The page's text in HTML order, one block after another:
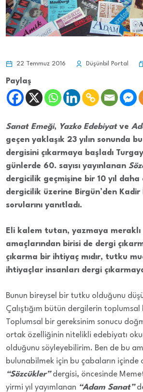
22 Temmuz 2016 Düşünbil Portal
Paylaş
Sanat Emeği, Yazko Edebiyatve
geçen yaklaşık 23 yılın sonunda
dergisini çıkarmaya başladı
günlerde 60. sayısı yayınlanan
dergicilik geçmişine bir 10 yıl daha
dergicilik üzerine Birgün’den Kadir
sorularını yanıtladı.
Eli kalem tutan, yazmaya
amaçlarından birisi de dergi
çıkarma bir ihtiyaç mıdır, tutku
ihtiyaçlar insanları dergi
Bunun bireysel bir tutku olduğunu
Çalıştığım bütün dergilerin toplumsal
Toplumsal bir gereksinim sonucu
ortak özelliğinin nitelikli edebiyatı
olduğunu söyleyebilirim. Ben de bu
bulunabilmek için bu çabaların içinde
“Sözcükler”dergisi, öncesinde
yirmi yıl yayımlanan “Adam Sanat”